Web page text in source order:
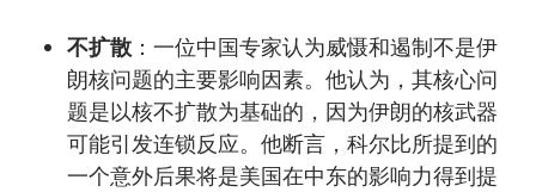
不扩散 ：一位中国专家认为威慑和遏制不是伊
朗核问题的主要影响因素。他认为，其核心问
题是以核不扩散为基础的，因为伊朗的核武器
可能引发连锁反应。他断言，科尔比所提到的
一个意外后果将是美国在中东的影响力得到提